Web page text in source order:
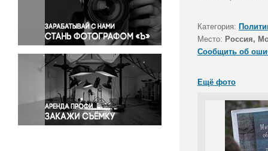
Правосудие
Происшествия и конфликты
Религия
Светская жизнь
Спорт
Экология
Экономика и бизнес
Категория:
Место: Россия,
Сообщить об
Ещё фото